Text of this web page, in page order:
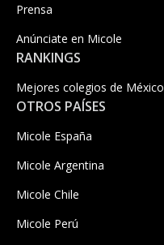
Prensa
Anúnciate en Micole
RANKINGS
Mejores colegios de México
OTROS PAÍSES
Micole España
Micole Argentina
Micole Chile
Micole Perú